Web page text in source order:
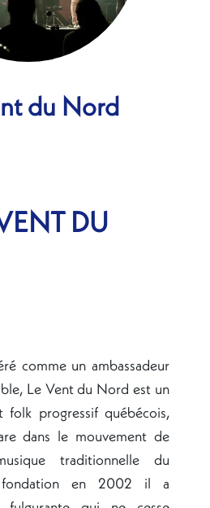
du Nord
DU
comme un ambassadeur
Le Vent du Nord est un
folk progressif québécois,
dans le mouvement de
traditionnelle du
fondation en 2002 il a